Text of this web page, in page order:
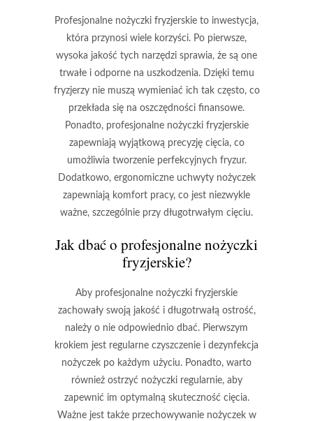
Profesjonalne nożyczki fryzjerskie to inwestycja,
która przynosi wiele korzyści. Po pierwsze,
wysoka jakość tych narzędzi sprawia, że są one
trwałe i odporne na uszkodzenia. Dzięki temu
fryzjerzy nie muszą wymieniać ich tak często, co
przekłada się na oszczędności finansowe.
Ponadto, profesjonalne nożyczki fryzjerskie
zapewniają wyjątkową precyzję cięcia, co
umożliwia tworzenie perfekcyjnych fryzur.
Dodatkowo, ergonomiczne uchwyty nożyczek
zapewniają komfort pracy, co jest niezwykle
ważne, szczególnie przy długotrwałym cięciu.
Jak dbać o profesjonalne nożyczki
fryzjerskie?
Aby profesjonalne nożyczki fryzjerskie
zachowały swoją jakość i długotrwałą ostrość,
należy o nie odpowiednio dbać. Pierwszym
krokiem jest regularne czyszczenie i dezynfekcja
nożyczek po każdym użyciu. Ponadto, warto
również ostrzyć nożyczki regularnie, aby
zapewnić im optymalną skuteczność cięcia.
Ważne jest także przechowywanie nożyczek w